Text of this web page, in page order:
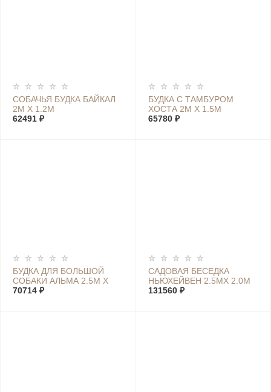
СОБАЧЬЯ БУДКА БАЙКАЛ
2М Х 1.2М
62491 ₽
БУДКА С ТАМБУРОМ
ХОСТА 2М Х 1.5М
65780 ₽
БУДКА ДЛЯ БОЛЬШОЙ
СОБАКИ АЛЬМА 2.5М Х
1.2М
70714 ₽
САДОВАЯ БЕСЕДКА
НЬЮХЕЙВЕН 2.5МX 2.0М
131560 ₽